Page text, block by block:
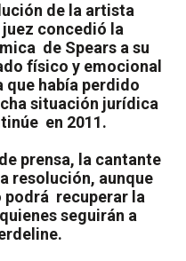
de la artista
juez concedió la
de Spears a su
físico y emocional
que había perdido
situación jurídica
en 2011.
prensa, la cantante
resolución, aunque
podrá recuperar la
seguirán a